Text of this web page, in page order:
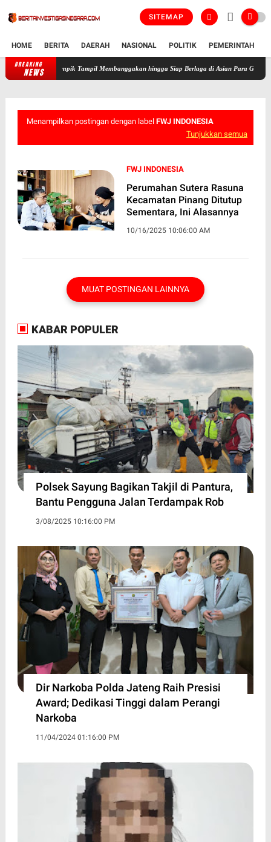
SITEMAP
HOME BERITA DAERAH NASIONAL POLITIK PEMERINTAH
BREAKING
NEWS Polda Jateng Apresiasi 49 Insan Berprestasi, Atlet Paralimpik Tampil
Menampilkan postingan dengan label FWJ INDONESIA
Tunjukkan semua
FWJ INDONESIA
Perumahan Sutera Rasuna
Kecamatan Pinang Ditutup
Sementara, Ini Alasannya
10/16/2025 10:06:00 AM
MUAT POSTINGAN LAINNYA
KABAR POPULER
Polsek Sayung Bagikan Takjil di Pantura,
Bantu Pengguna Jalan Terdampak Rob
3/08/2025 10:16:00 PM
Dir Narkoba Polda Jateng Raih Presisi
Award; Dedikasi Tinggi dalam Perangi
Narkoba
11/04/2024 01:16:00 PM